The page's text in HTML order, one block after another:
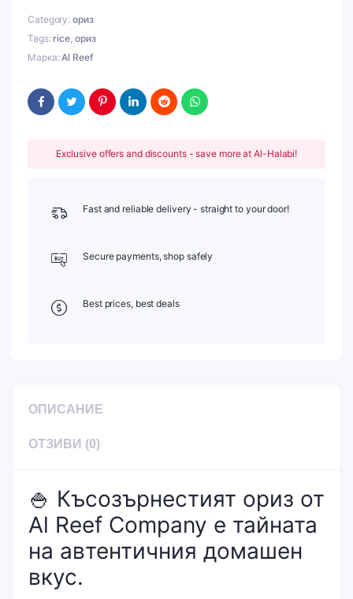
Category: ориз
Tags: rice, ориз
Марка:Al Reef
Exclusive offers and discounts - save more at Al-Halabi!
Fast and reliable delivery - straight to your door!
Secure payments, shop safely
Best prices, best deals
ОПИСАНИЕ
ОТЗИВИ (0)
🍚 Късозърнестият ориз от
Al Reef Company е тайната
на автентичния домашен
вкус.